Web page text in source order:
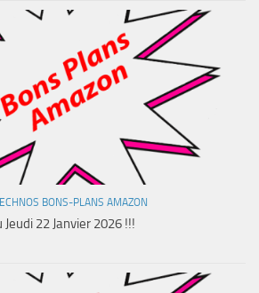
BONS-PLANS AMAZON
22 Janvier 2026 !!!